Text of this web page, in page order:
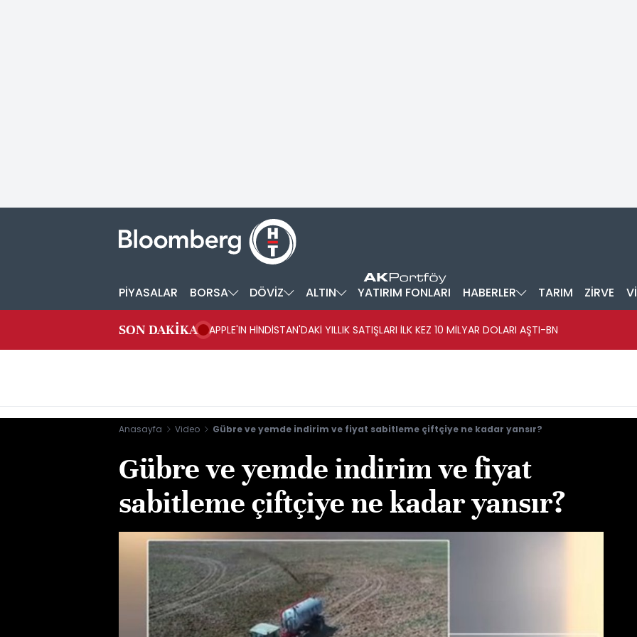
PİYASALAR BORSA DÖVİZ ALTIN YATIRIM FONLARI HABERLER TARIM ZİRVE
SON DAKİKA APPLE'IN HİNDİSTAN'DAKİ YILLIK SATIŞLARI İLK KEZ 10 MİLYAR DOLARI AŞTI-BN
Anasayfa Video Gübre ve yemde indirim ve fiyat sabitleme çiftçiye ne kadar yansır?
Gübre ve yemde indirim ve fiyat
sabitleme çiftçiye ne kadar yansır?